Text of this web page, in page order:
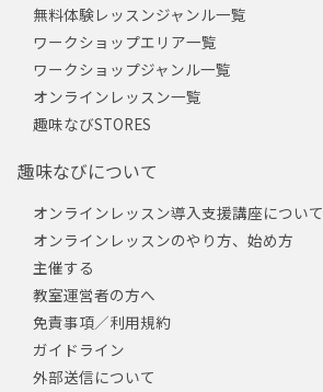
無料体験レッスンジャンル一覧
ワークショップエリア一覧
ワークショップジャンル一覧
オンラインレッスン一覧
趣味なびSTORES
趣味なびについて
オンラインレッスン導入支援講座について
オンラインレッスンのやり方、始め方
主催する
教室運営者の方へ
免責事項／利用規約
ガイドライン
外部送信について